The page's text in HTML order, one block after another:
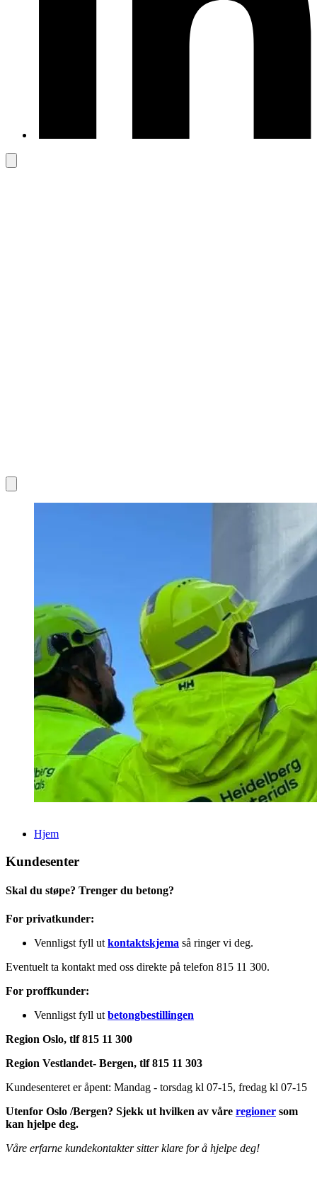
Hjem
Kundesenter
Skal du støpe? Trenger du betong?
For privatkunder:
Vennligst fyll ut kontaktskjema så ringer vi deg.
Eventuelt ta kontakt med oss direkte på telefon 815 11 300.
For proffkunder:
Vennligst fyll ut betongbestillingen
Region Oslo, tlf 815 11 300
Region Vestlandet- Bergen, tlf 815 11 303
Kundesenteret er åpent: Mandag - torsdag kl 07-15, fredag kl 07-15
Utenfor Oslo /Bergen? Sjekk ut hvilken av våre regioner som
kan hjelpe deg.
Våre erfarne kundekontakter sitter klare for å hjelpe deg!